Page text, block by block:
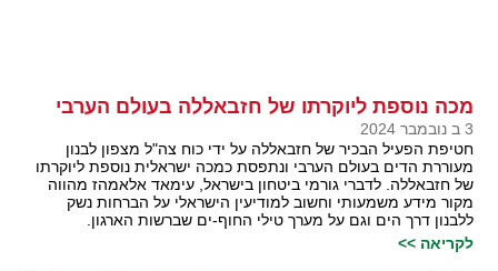
מכה נוספת ליוקרתו של חזבאללה בעולם הערבי
3 ב נובמבר 2024
חטיפת הפעיל הבכיר של חזבאללה על ידי כוח צה"ל מצפון לבנון
מעוררת הדים בעולם הערבי ונתפסת כמכה ישראלית נוספת ליוקרתו
של חזבאללה. לדברי גורמי ביטחון בישראל, עימאד אלאמהז מהווה
מקור מידע משמעותי וחשוב למודיעין הישראלי על הברחות נשק
ללבנון דרך הים וגם על מערך טילי החוף-ים שברשות הארגון.
לקריאה >>